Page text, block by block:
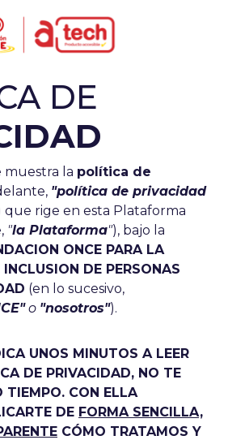
DE
muestra la política de
"política de privacidad
que rige en esta Plataforma
"la Plataforma"), bajo la
ONCE PARA LA
DE PERSONAS
(en lo sucesivo,
o "nosotros").
UNOS MINUTOS A LEER
DE PRIVACIDAD, NO TE
TIEMPO. CON ELLA
DE FORMA SENCILLA,
CÓMO TRATAMOS Y